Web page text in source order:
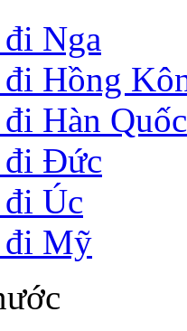
Nga
Hồng
Hàn Quốc
đi Đức
Úc
đi Mỹ